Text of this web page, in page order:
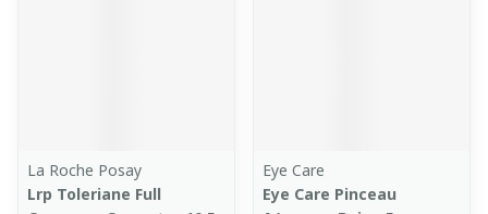
La Roche Posay
Lrp Toleriane Full
Eye Care
Eye Care Pinceau